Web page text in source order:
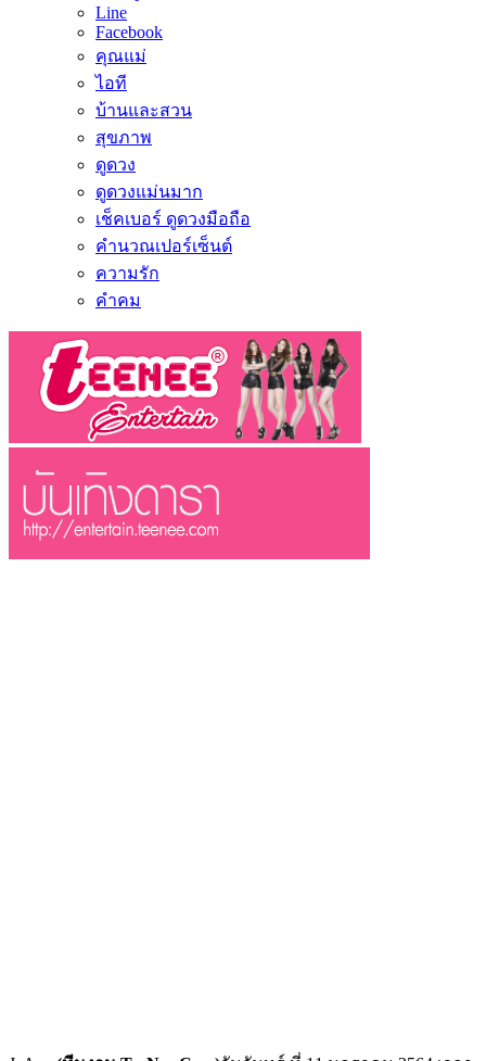
Line
Facebook
คุณแม่
ไอที
บ้านและสวน
สุขภาพ
ดูดวง
ดูดวงแม่นมาก
เช็คเบอร์ ดูดวงมือถือ
คำนวณเปอร์เซ็นต์
ความรัก
คำคม